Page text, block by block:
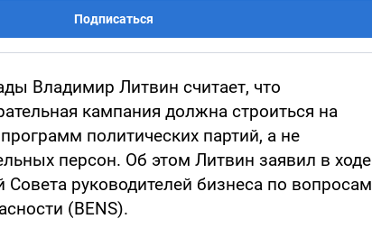
Подписаться
Владимир Литвин считает, что
кампания должна строиться на
политических партий, а не
персон. Об этом Литвин заявил в ходе
Совета руководителей бизнеса по вопросам
(BENS).